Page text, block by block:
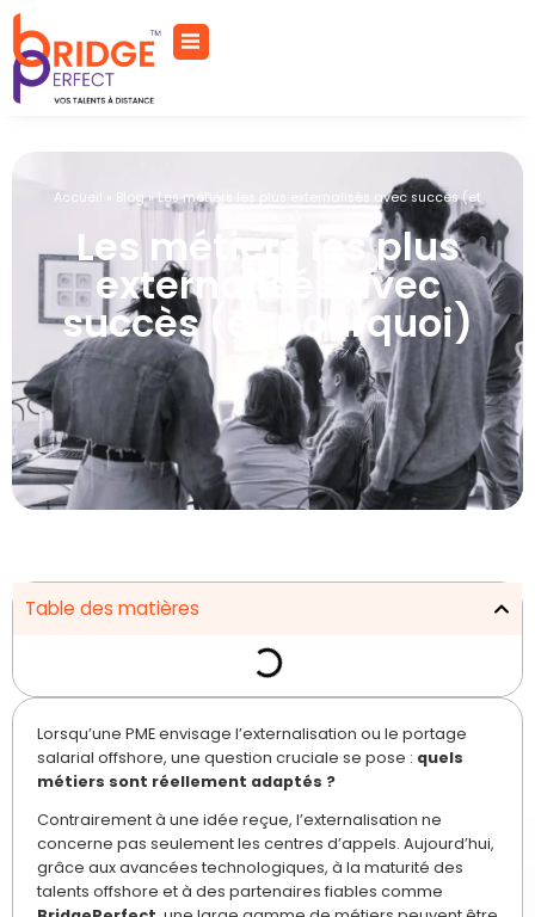
Accueil Blog»Les métiers les plus externalisés avec succès (et
Les métiers les plus
externalisés avec
succès (et pourquoi)
Table des matières
Lorsqu’une PME envisage l’externalisation ou le portage
salarial offshore, une question cruciale se pose : quels
métiers sont réellement adaptés ?
Contrairement à une idée reçue, l’externalisation ne
concerne pas seulement les centres d’appels. Aujourd’hui,
grâce aux avancées technologiques, à la maturité des
talents offshore et à des partenaires fiables comme